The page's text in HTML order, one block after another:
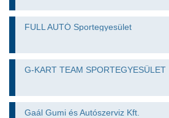
FULL AUTÓ Sportegyesület
G-KART TEAM SPORTEGYESÜLET
Gaál Gumi és Autószerviz Kft.